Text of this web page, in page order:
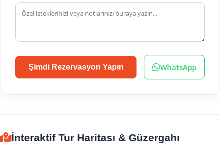
Şimdi Rezervasyon Yapın WhatsApp
İnteraktif Tur Haritası & Güzergahı